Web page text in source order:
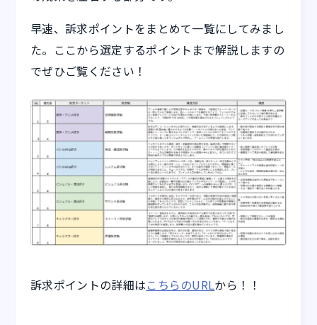
早速、訴求ポイントをまとめて一覧にしてみまし
た。ここから選定するポイントまで解説しますの
でぜひご覧ください！
訴求ポイントの詳細はこちらのURLから！！